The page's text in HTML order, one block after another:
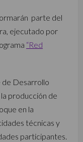
parte del
ejecutado por
“Red
de Desarrollo
producción de
en la
técnicas y
participantes.